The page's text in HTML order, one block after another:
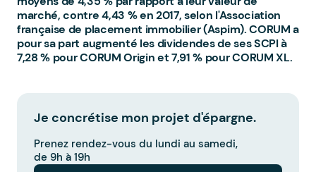
marché, contre 4,43 % en 2017, selon l'Association
française de placement immobilier (Aspim).CORUM a
pour sa part augmenté les dividendes de ses SCPI à
7,28 % pour CORUM Origin et 7,91 % pour CORUM XL.
Je concrétise mon projet d'épargne.
Prenez rendez-vous du lundi au samedi,
de 9h à 19h